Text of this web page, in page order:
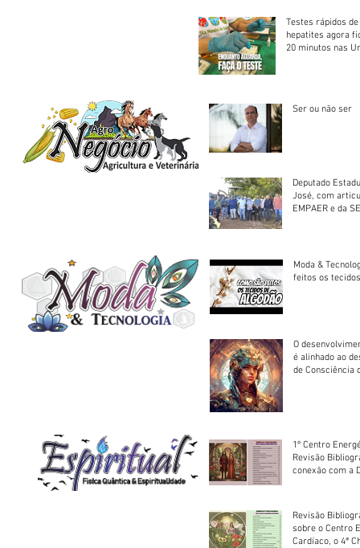
Testes rápidos
hepatites agora
20 minutos nas
Ser ou não ser
Deputado
José, com
EMPAER e da
Moda &
feitos os
O
é alinhado ao
de Consciência
1º Centro
Revisão
conexão com a
Revisão
sobre o Centro
Cardíaco, o 4ª